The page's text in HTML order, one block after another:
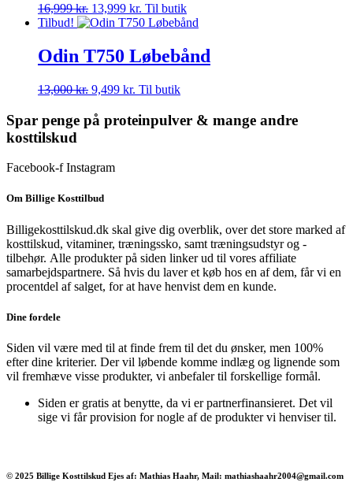
16,999kr. Den
oprindelige
var:
16,999 kr..
13,999 kr. Den
aktuelle
er:
13,999 kr..
Til butik
Tilbud!
Odin T750 Løbebånd
13,000kr. Den
pris
var:
9,499 kr. Den
pris
Til butik
Spar penge på proteinpulver & mange andre
kosttilskud
Facebook-f Instagram
Om Billige Kosttilbud
Billigekosttilskud.dk skal give dig overblik, over det store marked af
kosttilskud, vitaminer, træningssko, samt træningsudstyr og -
tilbehør. Alle produkter på siden linker ud til vores affiliate
samarbejdspartnere. Så hvis du laver et køb hos en af dem, får vi en
procentdel af salget, for at have henvist dem en kunde.
Dine fordele
Siden vil være med til at finde frem til det du ønsker, men 100%
efter dine kriterier. Der vil løbende komme indlæg og lignende som
vil fremhæve visse produkter, vi anbefaler til forskellige formål.
Siden er gratis at benytte, da vi er partnerfinansieret. Det vil
sige vi får provision for nogle af de produkter vi henviser til.
© 2025 Billige Kosttilskud Ejes af: Mathias Haahr, Mail: mathiashaahr2004@gmail.com